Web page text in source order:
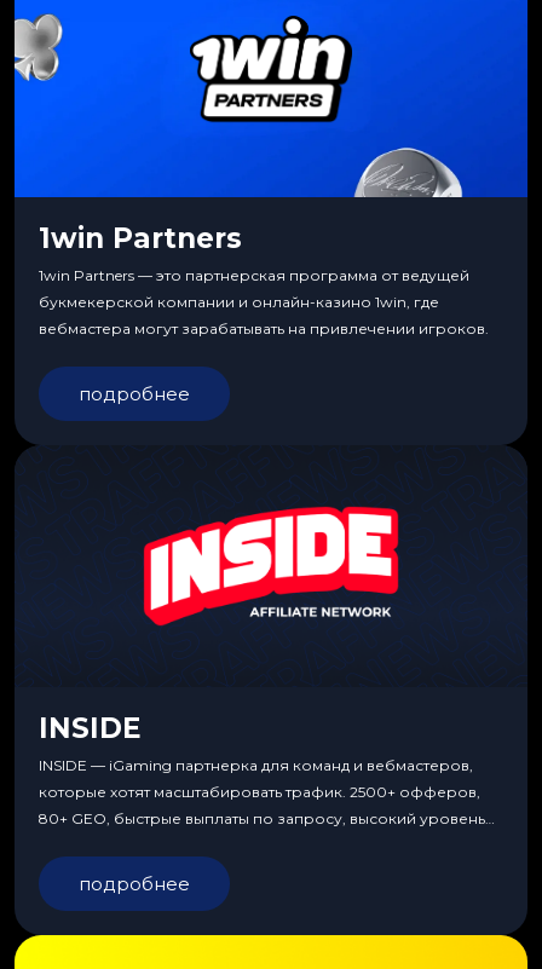
1win Partners
1win Partners — это партнерская программа от ведущей
букмекерской компании и онлайн-казино 1win, где
вебмастера могут зарабатывать на привлечении игроков.
подробнее
INSIDE
INSIDE — iGaming партнерка для команд и вебмастеров,
которые хотят масштабировать трафик. 2500+ офферов,
80+ GEO, быстрые выплаты по запросу, высокий уровень
подробнее